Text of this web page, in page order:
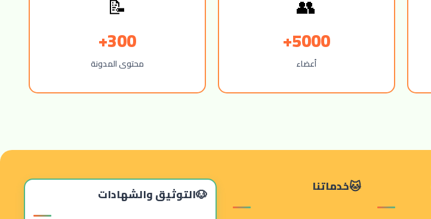
👥
5000+
أعضاء
📝
300+
محتوى المدونة
خدماتنا التوثيق والشهادات